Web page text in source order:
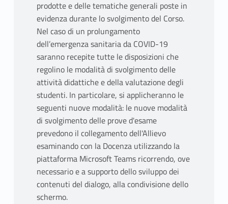
prodotte e delle tematiche generali poste in
evidenza durante lo svolgimento del Corso.
Nel caso di un prolungamento
dell’emergenza sanitaria da COVID-19
saranno recepite tutte le disposizioni che
regolino le modalità di svolgimento delle
attività didattiche e della valutazione degli
studenti. In particolare, si applicheranno le
seguenti nuove modalità: le nuove modalità
di svolgimento delle prove d'esame
prevedono il collegamento dell'Allievo
esaminando con la Docenza utilizzando la
piattaforma Microsoft Teams ricorrendo, ove
necessario e a supporto dello sviluppo dei
contenuti del dialogo, alla condivisione dello
schermo.